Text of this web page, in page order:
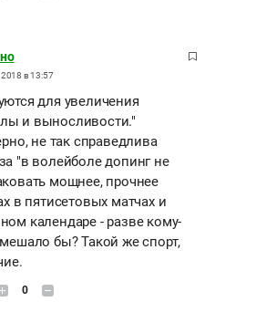
в 13:57
для увеличения
и выносливости."
не так справедлива
"в волейболе допинг не
мощнее, прочнее
в пятисетовых матчах и
календаре - разве кому-
бы? Такой же спорт,
0